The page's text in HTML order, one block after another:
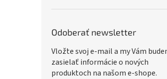
Odoberať newsletter
Vložte svoj e-mail a my Vám
zasielať informácie o nových
produktoch na našom e-shope.